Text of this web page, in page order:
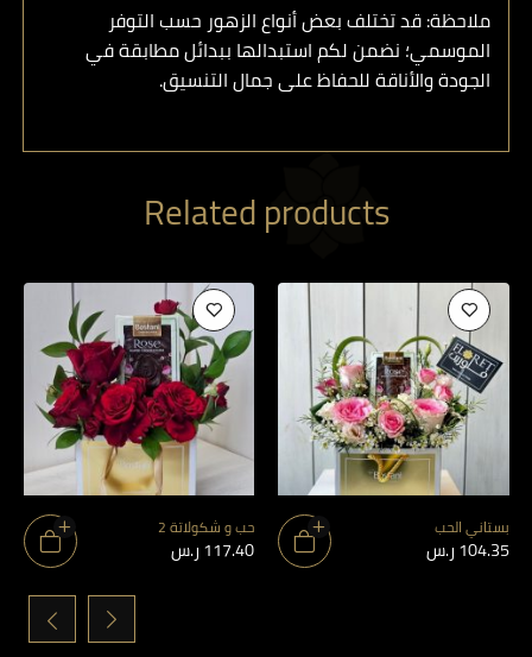
ملاحظة: قد تختلف بعض أنواع الزهور حسب التوفر
الموسمي؛ نضمن لكم استبدالها ببدائل مطابقة في
الجودة والأناقة للحفاظ على جمال التنسيق.
Related products
بستاني الحب
104.35ر.س
حب و شكولاتة 2
117.40ر.س
‹
›